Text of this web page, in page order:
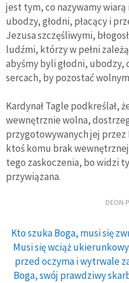
jest tym, co nazywamy wiarą
ubodzy, głodni, płacący i
Jezusa szczęśliwymi,
ludźmi, którzy w pełni
abyśmy byli głodni, ubodzy,
sercach, by pozostać
Kardynał Tagle podkreślał,
wewnętrznie wolna,
przygotowywanych jej przez
ktoś komu brak
tego zaskoczenia, bo widzi
przywiązana.
Kto szuka Boga, musi się
Musi się wciąż
przed oczyma i wytrwale
Boga, swój prawdziwy